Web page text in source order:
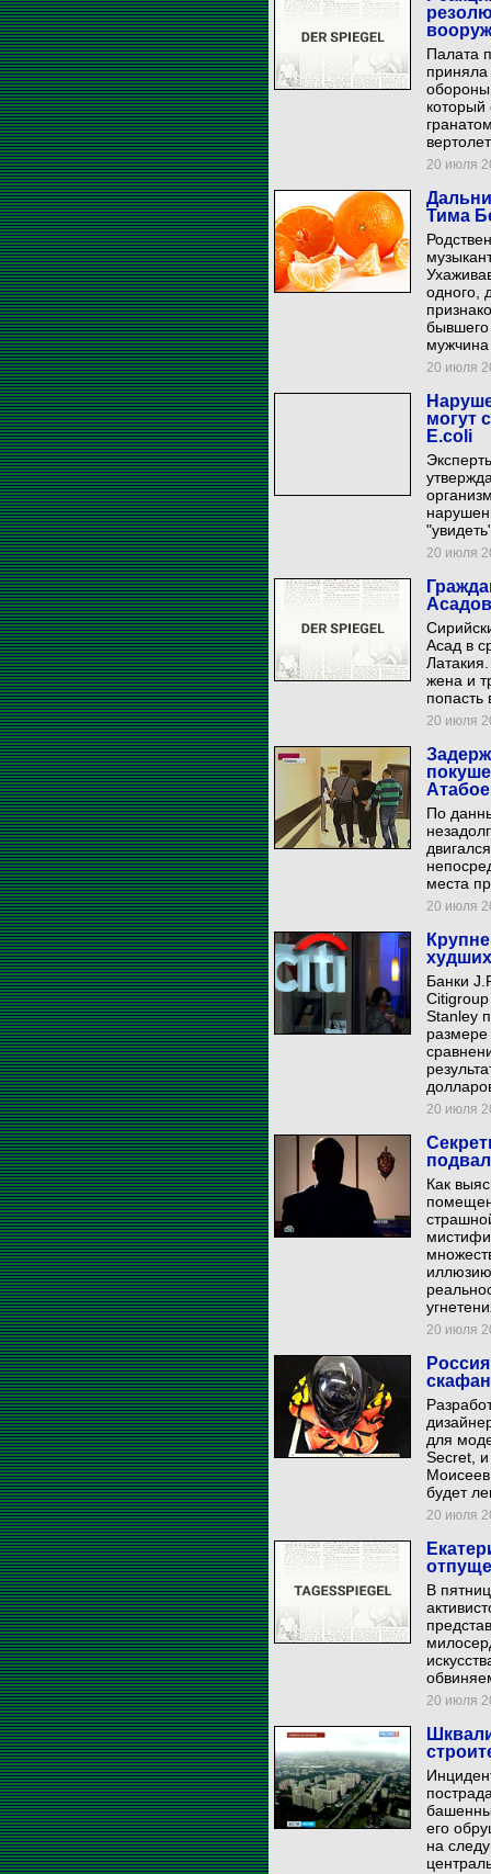
Палата
обороны
который
20 июля
Тима
одного,
бывшего
20 июля
могут
E.coli
20 июля
Асад в
жена и
попасть
20 июля
По
места
20 июля
худших
Банки
Stanley
20 июля
Как
20 июля
для
Secret,
будет
20 июля
В
20 июля
его
на